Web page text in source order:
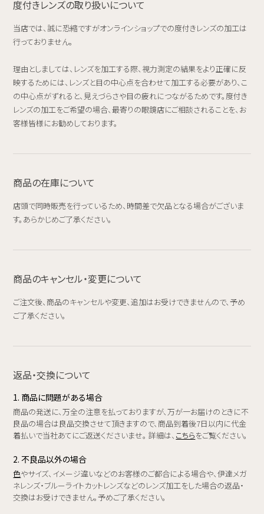
度付きレンズの取り扱いについて
当店では、誠に恐縮ですがオンラインショップでの度付きレンズの加工は
行っておりません。
理由としましては、レンズを加工する際、視力測定の結果をより正確に反
映するためには、レンズと目の中心点を合わせて加工する必要があり、こ
の中心点がずれると、見えづらさや目の疲れにつながるためです。度付き
レンズの加工をご希望の場合、最寄りの眼鏡店にご相談されることを、お
客様皆様にお勧めしております。
商品の在庫について
店頭で同時販売を行っているため、時間差で欠品となる場合がございま
す。あらかじめご了承ください。
商品のキャンセル・変更について
ご注文後、商品のキャンセルや変更、追加はお受けできませんので、予め
ご了承ください。
返品・交換について
1. 商品に問題がある場合
商品の発送に、万全の注意を払っておりますが、万が一お届けのときに不
良品の場合は良品交換させて頂きますので、商品到着後7日以内に代金
着払いで当社あてにご返送くださいませ。 詳細は、 こちらをご覧ください。
2. 不良品以外の場合
色やサイズ、イメージ違いなどのお客様のご都合による場合や、伊達メガ
ネレンズ・ブルーライトカットレンズなどのレンズ加工をした場合の返品・
交換はお受けできません。予めご了承ください。